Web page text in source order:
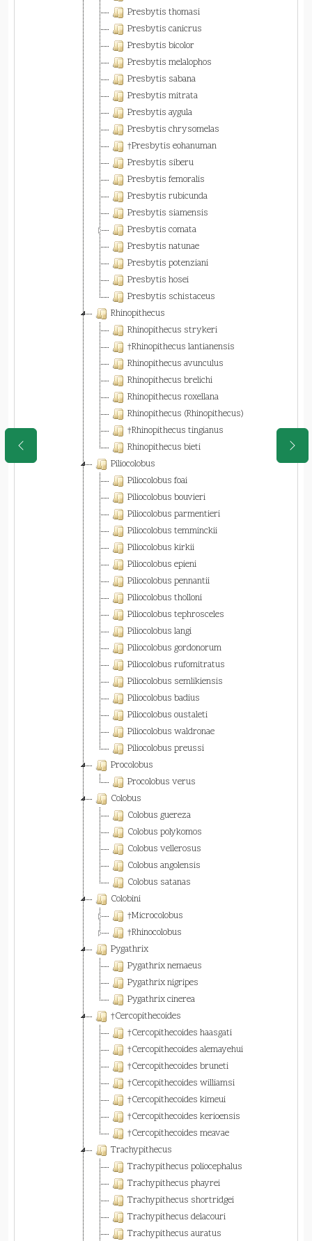
Presbytis thomasi
Presbytis canicrus
Presbytis bicolor
Presbytis melalophos
Presbytis sabana
Presbytis mitrata
Presbytis aygula
Presbytis chrysomelas
†Presbytis eohanuman
Presbytis siberu
Presbytis femoralis
Presbytis rubicunda
Presbytis siamensis
Presbytis comata
Presbytis natunae
Presbytis potenziani
Presbytis hosei
Presbytis schistaceus
Rhinopithecus
Rhinopithecus strykeri
†Rhinopithecus lantianensis
Rhinopithecus avunculus
Rhinopithecus brelichi
Rhinopithecus roxellana
Rhinopithecus (Rhinopithecus)
†Rhinopithecus tingianus
Rhinopithecus bieti
Piliocolobus
Piliocolobus foai
Piliocolobus bouvieri
Piliocolobus parmentieri
Piliocolobus temminckii
Piliocolobus kirkii
Piliocolobus epieni
Piliocolobus pennantii
Piliocolobus tholloni
Piliocolobus tephrosceles
Piliocolobus langi
Piliocolobus gordonorum
Piliocolobus rufomitratus
Piliocolobus semlikiensis
Piliocolobus badius
Piliocolobus oustaleti
Piliocolobus waldronae
Piliocolobus preussi
Procolobus
Procolobus verus
Colobus
Colobus guereza
Colobus polykomos
Colobus vellerosus
Colobus angolensis
Colobus satanas
Colobini
†Microcolobus
†Rhinocolobus
Pygathrix
Pygathrix nemaeus
Pygathrix nigripes
Pygathrix cinerea
†Cercopithecoides
†Cercopithecoides haasgati
†Cercopithecoides alemayehui
†Cercopithecoides bruneti
†Cercopithecoides williamsi
†Cercopithecoides kimeui
†Cercopithecoides kerioensis
†Cercopithecoides meavae
Trachypithecus
Trachypithecus poliocephalus
Trachypithecus phayrei
Trachypithecus shortridgei
Trachypithecus delacouri
Trachypithecus auratus